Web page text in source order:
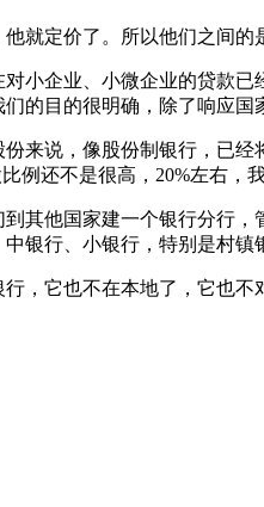
定价了。所以他们之间的
小企业、小微企业的贷款
的目的很明确，除了响应国
说，像股份制银行，已经
还不是很高，20%左右，
其他国家建一个银行分行
银行、小银行，特别是村镇
它也不在本地了，它也不